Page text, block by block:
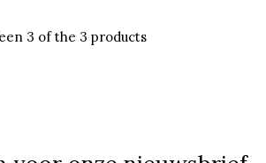
3 of the 3 products